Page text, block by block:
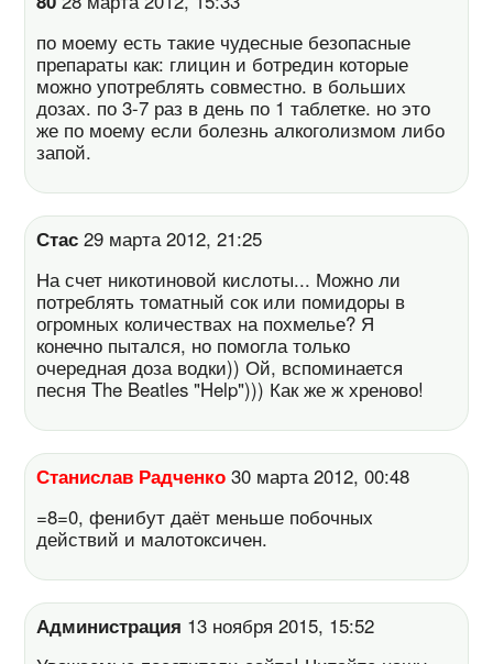
по моему есть такие чудесные безопасные
препараты как: глицин и ботредин которые
можно употреблять совместно. в больших
дозах. по 3-7 раз в день по 1 таблетке. но это
же по моему если болезнь алкоголизмом либо
запой.
Стас 29 марта 2012, 21:25
На счет никотиновой кислоты... Можно ли
потреблять томатный сок или помидоры в
огромных количествах на похмелье? Я
конечно пытался, но помогла только
очередная доза водки)) Ой, вспоминается
песня The Beatles "Help"))) Как же ж хреново!
Станислав Радченко 30 марта 2012, 00:48
=8=0, фенибут даёт меньше побочных
действий и малотоксичен.
Администрация 13 ноября 2015, 15:52